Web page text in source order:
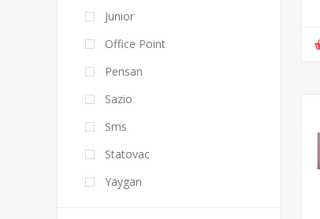
Junior
Office Point
Pensan
Sazio
Sms
Statovac
Yaygan